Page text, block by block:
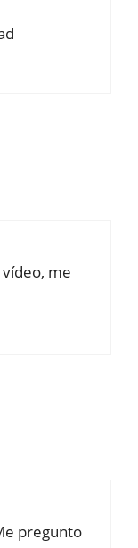
vídeo, me
pregunto